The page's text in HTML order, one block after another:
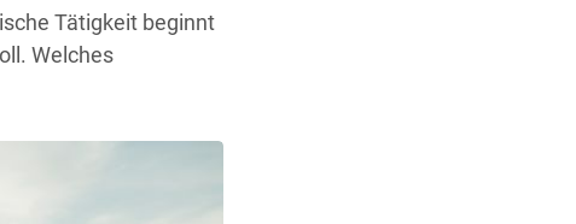
Tätigkeit beginnt
Welches